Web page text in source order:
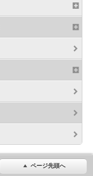
ページ先頭へ